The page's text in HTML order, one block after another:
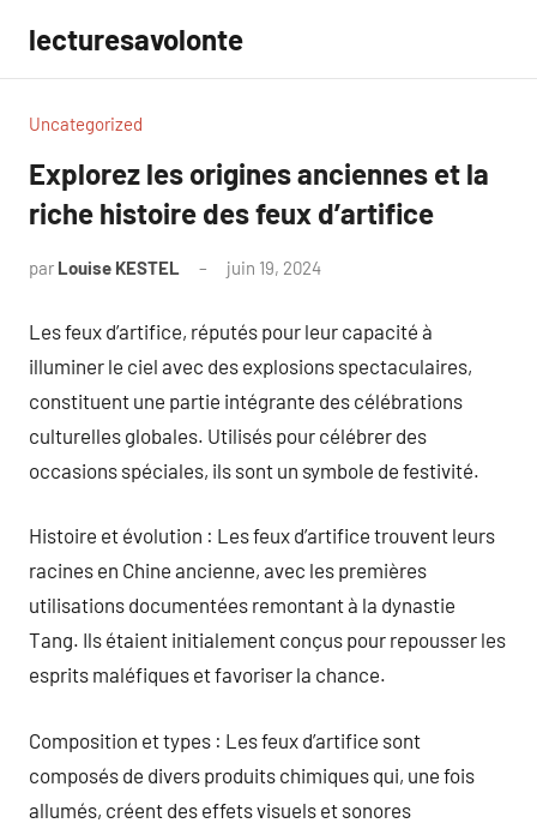
contenu
lecturesavolonte
Uncategorized
Explorez les origines anciennes et la
riche histoire des feux d’artifice
par Louise KESTEL juin 19, 2024
Les feux d’artifice, réputés pour leur capacité à
illuminer le ciel avec des explosions spectaculaires,
constituent une partie intégrante des célébrations
culturelles globales. Utilisés pour célébrer des
occasions spéciales, ils sont un symbole de festivité.
Histoire et évolution : Les feux d’artifice trouvent leurs
racines en Chine ancienne, avec les premières
utilisations documentées remontant à la dynastie
Tang. Ils étaient initialement conçus pour repousser les
esprits maléfiques et favoriser la chance.
Composition et types : Les feux d’artifice sont
composés de divers produits chimiques qui, une fois
allumés, créent des effets visuels et sonores